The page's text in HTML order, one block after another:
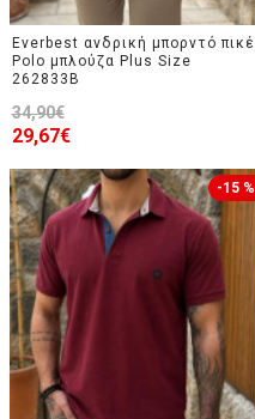
Everbest ανδρική μπορντό πικέ
Polo μπλούζα Plus Size
262833B
29,67€
34,90€
-15 %